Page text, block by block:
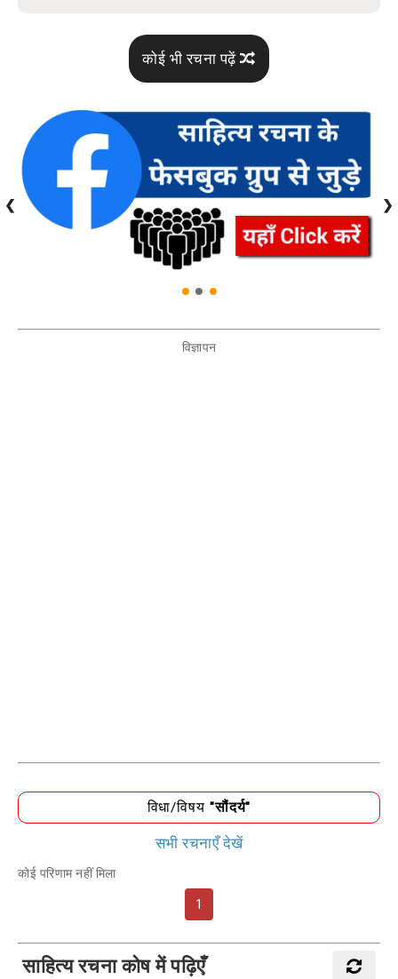
कोई भी रचना पढ़ें
❮ ❯
विज्ञापन
विधा/विषय "सौंदर्य"
सभी रचनाएँ देखें
कोई परिणाम नहीं मिला
1
साहित्य रचना कोष में पढ़िएँ